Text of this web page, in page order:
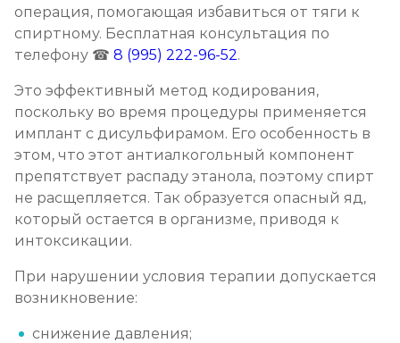
от 3 500 ₽ Записаться
Кодирование на дому
от 4 000 ₽ Записаться
Кодирование дисульфирамом
от 3 500 ₽ Записаться
Кодирование Аквилонгом
Кодирование Алгоминалом
от 3 500 ₽
операция, помогающая избавиться от тяги к
спиртному. Бесплатная консультация по
телефону ☎ 8 (995) 222-96-52.
Это эффективный метод кодирования,
поскольку во время процедуры применяется
имплант с дисульфирамом. Его особенность в
этом, что этот антиалкогольный компонент
препятствует распаду этанола, поэтому спирт
не расщепляется. Так образуется опасный яд,
который остается в организме, приводя к
интоксикации.
При нарушении условия терапии допускается
возникновение:
снижение давления;